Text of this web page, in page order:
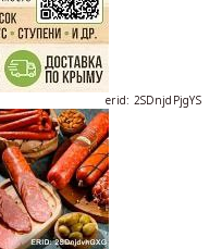
erid: 2SDnjdPjgYS
erid: 2SDnjdvhGXG